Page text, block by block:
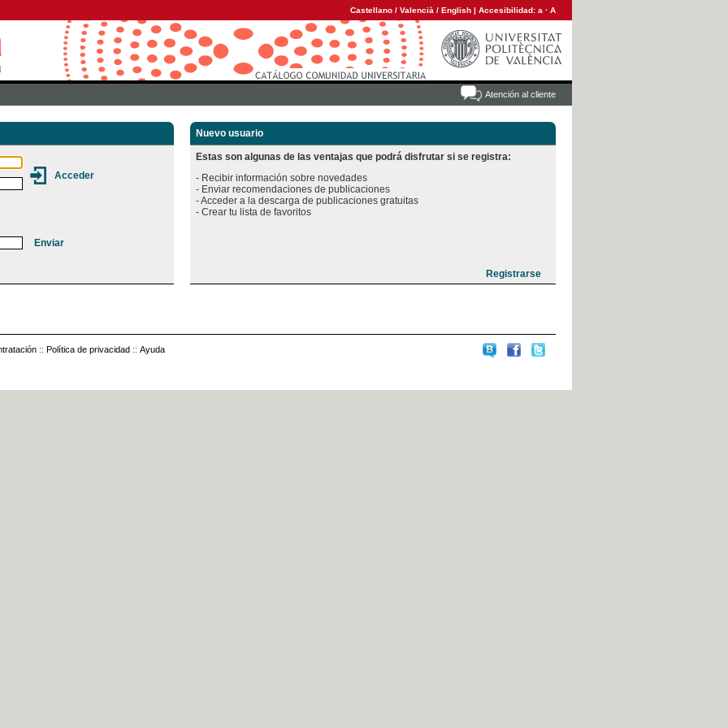
Castellano / Valencià / English | Accesibilidad: a · A
Atención al cliente
Nuevo usuario
Estas son algunas de las ventajas que podrá disfrutar si se registra:
- Recibir información sobre novedades
- Enviar recomendaciones de publicaciones
- Acceder a la descarga de publicaciones gratuitas
:: Política de privacidad :: Ayuda